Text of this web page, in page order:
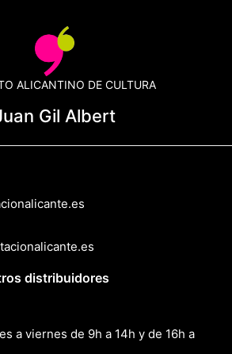
ALICANTINO DE CULTURA
Gil Albert
distribuidores
a viernes de 9h a 14h y de 16h a